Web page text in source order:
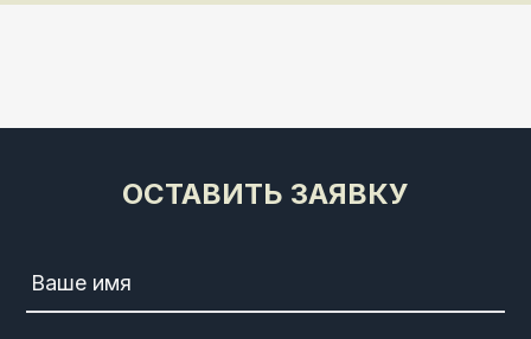
ОСТАВИТЬ ЗАЯВКУ
Ваше имя